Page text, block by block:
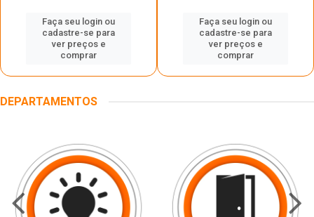
Faça seu login ou
cadastre-se para
ver preços e
comprar
Faça seu login ou
cadastre-se para
ver preços e
comprar
DEPARTAMENTOS